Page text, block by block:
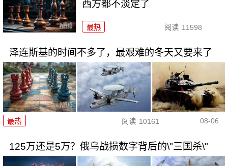
西方都不淡定了
最热 阅读 11598
泽连斯基的时间不多了，最艰难的冬天又要来了
最热 阅读 10161 08-06
125万还是5万？俄乌战损数字背后的\"三国杀\"